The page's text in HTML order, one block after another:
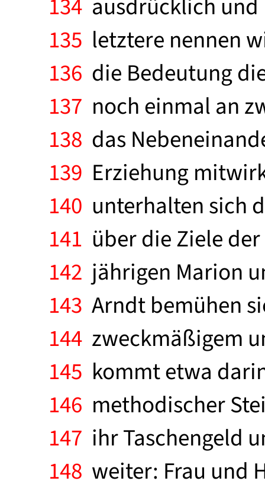
134 ausdrücklich
135 letztere nennen
136 die Bedeutung
137 noch einmal an
138 das
139 Erziehung
140 unterhalten sich
141 über die Ziele
142 jährigen Marion
143 Arndt bemühen
144 zweckmäßigem
145 kommt etwa
146 methodischer
147 ihr Taschengeld
148 weiter: Frau und